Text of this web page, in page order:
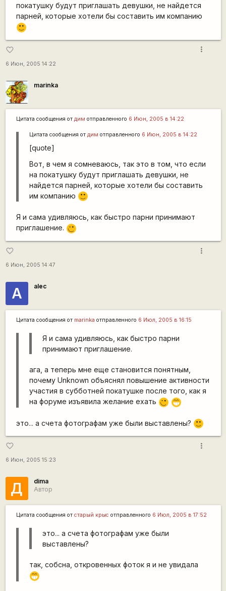
покатушку будут приглашать девушки, не найдется
парней, которые хотели бы составить им компанию
:)
favorite_border
6 Июн, 2005 14:22
more_vert
marinka
Цитата сообщения от дим отправленного 6 Июн, 2005 в 14:22
Цитата сообщения от дим отправленного 6 Июн, 2005 в 14:22
[quote]
Вот, в чем я сомневаюсь, так это в том, что если
на покатушку будут приглашать девушки, не
найдется парней, которые хотели бы составить
им компанию
:)
Я и сама удивляюсь, как быстро парни принимают
приглашение.
;)
favorite_border
6 Июн, 2005 14:47
more_vert
А alec
Цитата сообщения от marinka отправленного 6 Июл, 2005 в 16:15
Я и сама удивляюсь, как быстро парни
принимают приглашение.
ага, а теперь мне еще становится понятным,
почему Unknown объяснял повышение активности
участия в субботней покатушке после того, как я
на форуме изъявила желание ехать
;) ;D
это... а счета фотографам уже были выставлены? :)
favorite_border
6 Июн, 2005 15:23
more_vert
Д
dima
Автор
Цитата сообщения от старый крыс отправленного 6 Июл, 2005 в 17:52
это... а счета фотографам уже были
выставлены?
так, собсна, откровенных фоток я и не увидала
;D